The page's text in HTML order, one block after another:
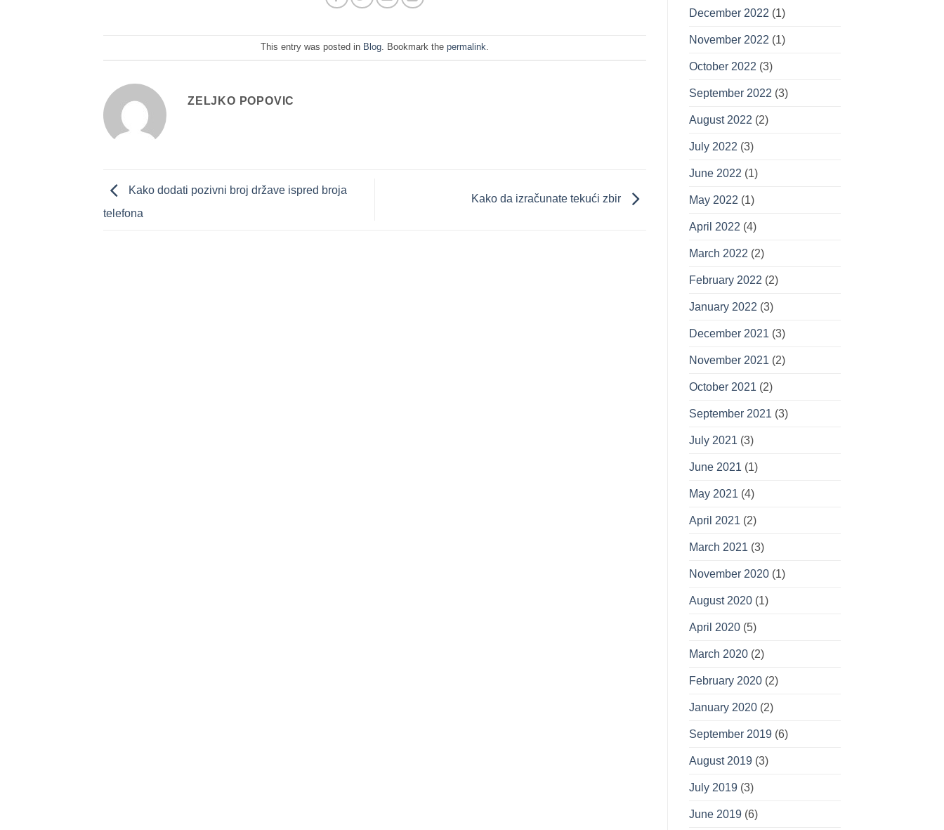
This entry was posted in Blog. Bookmark the permalink
ZELJKO POPOVIC
Kako dodati pozivni broj države ispred broja
telefona
Kako da izračunate tekući zbir
December 2022 (1)
November 2022 (1)
October 2022 (3)
September 2022 (3)
August 2022 (2)
July 2022 (3)
June 2022 (1)
May 2022 (1)
April 2022 (4)
March 2022 (2)
February 2022 (2)
January 2022 (3)
December 2021 (3)
November 2021 (2)
October 2021 (2)
September 2021 (3)
July 2021 (3)
June 2021 (1)
May 2021 (4)
April 2021 (2)
March 2021 (3)
November 2020(1)
August 2020(1)
April 2020(5)
March 2020(2)
February 2020(2)
January 2020(2)
September 2019(6)
August 2019(3)
July 2019(3)
June 2019(6)